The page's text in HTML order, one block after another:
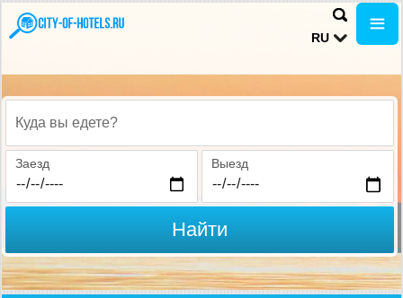
RU
Куда вы едете?
Заезд Выезд
Найти